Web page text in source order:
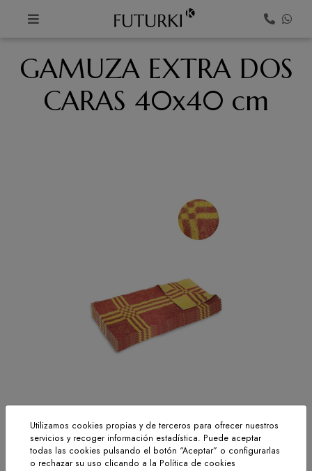
K
GAMUZA EXTRA DOS
CARAS 40x40 cm
Tejido extra grueso de doble cara especial para captación de
Utilizamos cookies propias y de terceros para ofrecer nuestros
servicios y recoger información estadística. Puede aceptar
todas las cookies pulsando el botón “Aceptar” o configurarlas
o rechazar su uso clicando a la Política de cookies